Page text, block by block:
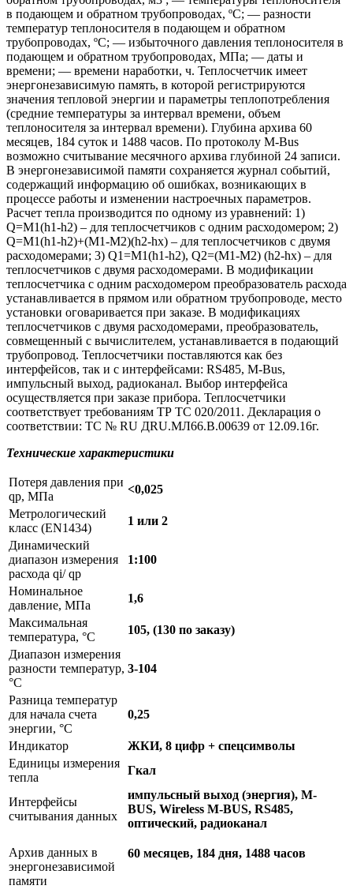
в подающем и обратном трубопроводах, ºС; — разности
температур теплоносителя в подающем и обратном
трубопроводах, ºС; — избыточного давления теплоносителя в
подающем и обратном трубопроводах, МПа; — даты и
времени; — времени наработки, ч. Теплосчетчик имеет
энергонезависимую память, в которой регистрируются
значения тепловой энергии и параметры теплопотребления
(средние температуры за интервал времени, объем
теплоносителя за интервал времени). Глубина архива 60
месяцев, 184 суток и 1488 часов. По протоколу M-Bus
возможно считывание месячного архива глубиной 24 записи.
В энергонезависимой памяти сохраняется журнал событий,
содержащий информацию об ошибках, возникающих в
процессе работы и изменении настроечных параметров.
Расчет тепла производится по одному из уравнений: 1)
Q=M1(h1-h2) – для теплосчетчиков с одним расходомером; 2)
Q=M1(h1-h2)+(М1-М2)(h2-hх) – для теплосчетчиков с двумя
расходомерами; 3) Q1=M1(h1-h2), Q2=(M1-M2) (h2-hx) – для
теплосчетчиков с двумя расходомерами. В модификации
теплосчетчика с одним расходомером преобразователь расхода
устанавливается в прямом или обратном трубопроводе, место
установки оговаривается при заказе. В модификациях
теплосчетчиков с двумя расходомерами, преобразователь,
совмещенный с вычислителем, устанавливается в подающий
трубопровод. Теплосчетчики поставляются как без
интерфейсов, так и с интерфейсами: RS485, M-Bus,
импульсный выход, радиоканал. Выбор интерфейса
осуществляется при заказе прибора. Теплосчетчики
соответствует требованиям ТР ТС 020/2011. Декларация о
соответствии: ТС № RU ДRU.МЛ66.В.00639 от 12.09.16г.
Технические характеристики
Потеря давления при
qp, МПа
<0,025
Метрологический
класс (EN1434)
1 или 2
Динамический
диапазон измерения
расхода qi/ qp
1:100
Номинальное
давление, МПа
1,6
Максимальная
температура, °C
105, (130 по заказу)
Диапазон измерения
разности температур,
°C
3-104
Разница температур
для начала счета
энергии, °C
0,25
Индикатор
ЖКИ, 8 цифр + спецсимволы
Единицы измерения
тепла
Гкал
Интерфейсы
считывания данных
импульсный выход (энергия), M-
BUS, Wireless M-BUS, RS485,
оптический, радиоканал
Архив данных в
энергонезависимой
памяти
60 месяцев, 184 дня, 1488 часов